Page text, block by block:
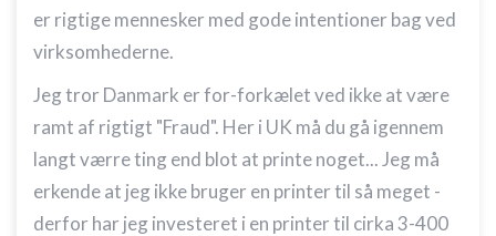
er rigtige mennesker med gode intentioner bag ved
virksomhederne.
Jeg tror Danmark er for-forkælet ved ikke at være
ramt af rigtigt "Fraud". Her i UK må du gå igennem
langt værre ting end blot at printe noget... Jeg må
erkende at jeg ikke bruger en printer til så meget -
derfor har jeg investeret i en printer til cirka 3-400